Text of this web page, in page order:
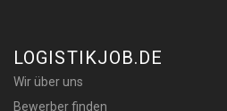
LOGISTIKJOB.DE
Wir über uns
Bewerber finden